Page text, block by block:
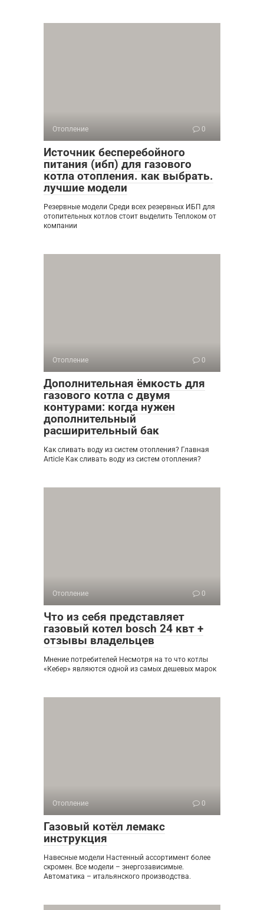
Отопление 0
Источник бесперебойного
питания (ибп) для газового
котла отопления. как выбрать.
лучшие модели
Резервные модели Среди всех резервных ИБП для
отопительных котлов стоит выделить Теплоком от
компании
Отопление 0
Дополнительная ёмкость для
газового котла с двумя
контурами: когда нужен
дополнительный
расширительный бак
Как сливать воду из систем отопления? Главная
Article Как сливать воду из систем отопления?
Отопление 0
Что из себя представляет
газовый котел bosch 24 квт +
отзывы владельцев
Мнение потребителей Несмотря на то что котлы
«Кебер» являются одной из самых дешевых марок
Отопление 0
Газовый котёл лемакс
инструкция
Навесные модели Настенный ассортимент более
скромен. Все модели – энергозависимые.
Автоматика – итальянского производства.